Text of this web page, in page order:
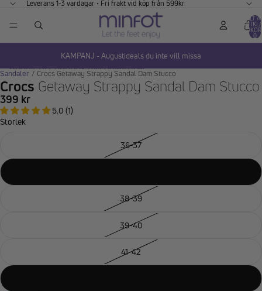
Leverans 1-3 vardagar • Fri frakt vid köp från 599kr
TOTALT
0
KAMPANJ - Augustideals du inte vill missa
HOPPA TILL PRODUKTINFORMATION
Sandaler / Crocs Getaway Strappy Sandal Dam Stucco
Crocs Getaway Strappy Sandal Dam Stucco
399 kr
5.0 (1)
Storlek
36-37
38-39
39-40
41-42